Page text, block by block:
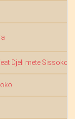
Djeli mete Sissoko